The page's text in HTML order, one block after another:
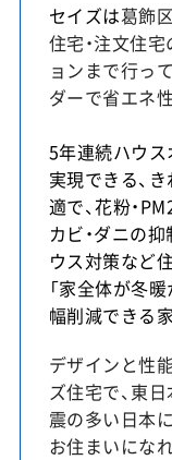
セイズは葛飾
住宅・注文住
ョンまで行っ
ダーで省エネ
5年連続ハウ
実現できる、
適で、花粉・
カビ・ダニの
ウス対策など
「家全体が冬
幅削減できる家
デザインと性
ズ住宅で、東
震の多い日本
お住まいにな